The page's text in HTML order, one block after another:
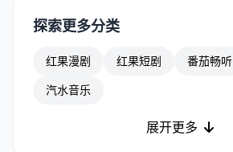
探索更多分类
红果漫剧 红果短剧 番茄畅听
汽水音乐
展开更多